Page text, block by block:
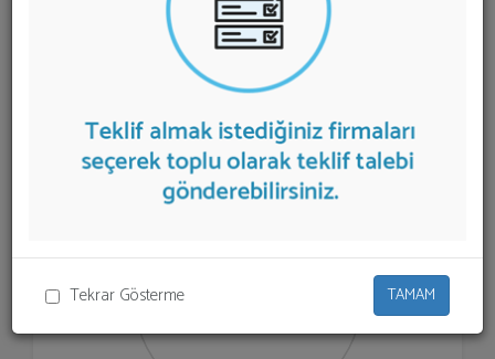
Tekrar Gösterme TAMAM
Toplu SMS Gönderimi sunan firmalar
aşağıda listelenmektedir.Toplu SMS Gönderimi
almak için listeden seçim yapıp ya da "İlk 5 Firmadan
Teklif İste" kısmından toplu olarak teklif talebinizi
firmalara aktarabilirsiniz.